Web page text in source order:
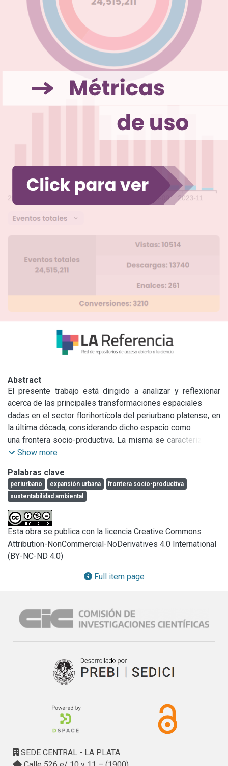
Abstract
El presente trabajo está dirigido a analizar y reflexionar
acerca de las principales transformaciones espaciales
dadas en el sector florihortícola del periurbano platense, en
la última década, considerando dicho espacio como
una frontera socio-productiva. La misma se caracteriza por
ser un espacio dinámico y mutante, en el cual conviven
generándose en el mismo conflictos socio-ambientales
derivados de la incidencia de los distintos actores que en
él intervienen. La fragilidad de tal frontera, especialmente
dada por albergar en su interior los suelos productivos más
importantes a escala regional y encontrarse
constantemente
a expensas del avance de la mancha urbana de la ciudad
platense, requiere de acciones tendientes a
lograr la sustentabilidad ambiental de dicho espacio.
Show more
Palabras clave
periurbano expansión urbana
frontera socio-productiva
sustentabilidad ambiental
Esta obra se publica con la licencia Creative Commons
Attribution-NonCommercial-NoDerivatives 4.0 International
(BY-NC-ND 4.0)
Full item page
SEDE CENTRAL - LA PLATA